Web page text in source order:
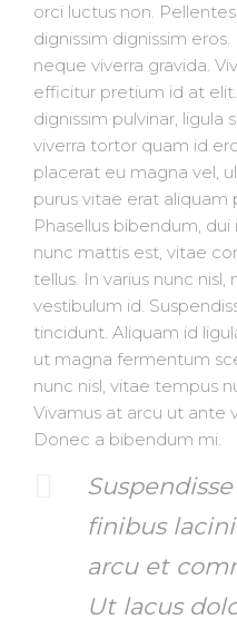
orci luctus non.
dignissim dignissim
neque viverra gravida.
efficitur pretium id at
dignissim pulvinar, ligula
viverra tortor quam id
placerat eu magna vel,
purus vitae erat aliquam
Phasellus bibendum,
nunc mattis est, vitae
tellus. In varius nunc
vestibulum id.
tincidunt. Aliquam id
ut magna fermentum
nunc nisl, vitae tempus
Vivamus at arcu ut ante
Donec a bibendum mi.
finibus
arcu et
Ut lacus